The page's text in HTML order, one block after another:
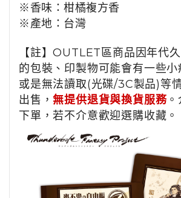
※香味：柑橘複方香
※產地： 台灣
【註】OUTLET區商品因年代
的包裝、印製物可能會有一些小
或是無法讀取(光碟/3C製品)等
出售，無提供退貨與換貨服務。
下單，若不介意歡迎選購收藏。